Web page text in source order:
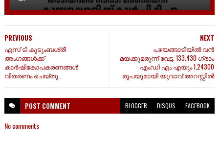
NEXT
പഴയങ്ങാടിയിൽ വൻ
മയക്കുമരുന്ന് വേട്ട. 133.430 ഗ്രാം
എംഡി എം എയും 1,24300
രൂപയുമായി യുവാവ് അറസ്റ്റിൽ
PREVIOUS
എസ് ടി കുടുംബശ്രീ
അംഗങ്ങൾക്ക്
കാർഷികോപകരണങ്ങൾ
വിതരണം ചെയ്തു .
POST COMMENT BLOGGER DISQUS FACEBOOK
No comments